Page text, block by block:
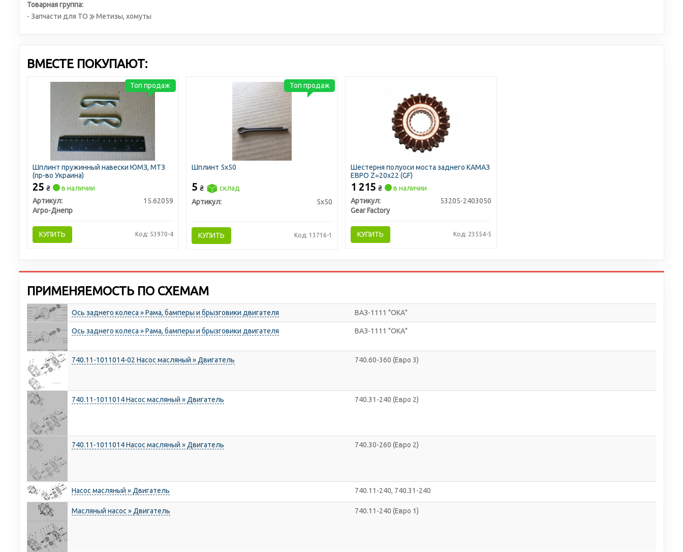
Товарная группа:
- Запчасти для ТО
Метизы, хомуты
ВМЕСТЕ ПОКУПАЮТ:
Шплинт пружинный навески ЮМЗ, МТЗ
(пр-во Украина)
25 ₴
в наличии
Артикул:
15.62059
Агро-Днепр
КУПИТЬ Код: 53970-4
Топ продаж
Шплинт 5х50
5 ₴
склад
Артикул:
5х50
КУПИТЬ Код: 13716-1
Топ продаж
Шестерня полуоси моста заднего КАМАЗ
ЕВРО Z=20х22 (GF)
1 215 ₴
в наличии
Артикул:
53205-2403050
Gear Factory
КУПИТЬ Код: 23554-5
ПРИМЕНЯЕМОСТЬ ПО СХЕМАМ
Ось заднего колеса » Рама, бамперы и брызговики двигателя ВАЗ-1111 "ОКА"
Ось заднего колеса » Рама, бамперы и брызговики двигателя ВАЗ-1111 "ОКА"
740.11-1011014-02 Насос масляный » Двигатель 740.60-360 (Евро 3)
740.11-1011014 Насос масляный » Двигатель 740.31-240 (Евро 2)
740.11-1011014 Насос масляный » Двигатель 740.30-260 (Евро 2)
Насос масляный » Двигатель 740.11-240, 740.31-240
Масляный насос » Двигатель 740.11-240 (Евро 1)